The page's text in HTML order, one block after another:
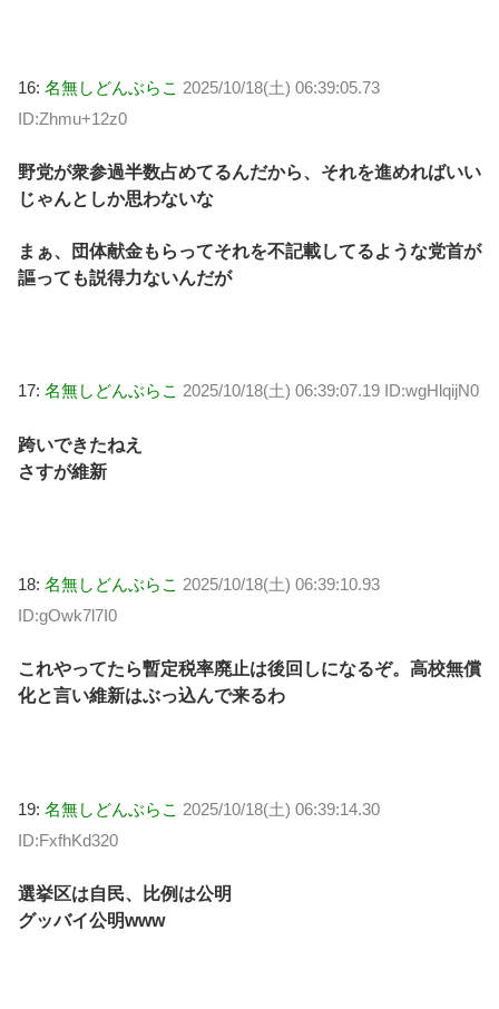
16: 名無しどんぶらこ 2025/10/18(土) 06:39:05.73
ID:Zhmu+12z0
野党が衆参過半数占めてるんだから、それを進めればいい
じゃんとしか思わないな
まぁ、団体献金もらってそれを不記載してるような党首が
謳っても説得力ないんだが
17: 名無しどんぶらこ 2025/10/18(土) 06:39:07.19 ID:wgHlqijN0
跨いできたねえ
さすが維新
18: 名無しどんぶらこ 2025/10/18(土) 06:39:10.93
ID:gOwk7l7I0
これやってたら暫定税率廃止は後回しになるぞ。高校無償
化と言い維新はぶっ込んで来るわ
19: 名無しどんぶらこ 2025/10/18(土) 06:39:14.30
ID:FxfhKd320
選挙区は自民、比例は公明
グッバイ公明www